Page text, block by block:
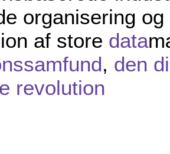
organisering
af store data
, den
revolution